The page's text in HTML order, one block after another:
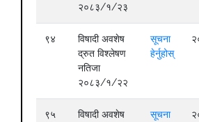
२०८३/१/२३
९४
विषादी अवशेष
द्रुत विश्लेषण
नतिजा
२०८३/१/२२
सूचना
हेर्नुहोस्
९५
विषादी अवशेष
सूचना